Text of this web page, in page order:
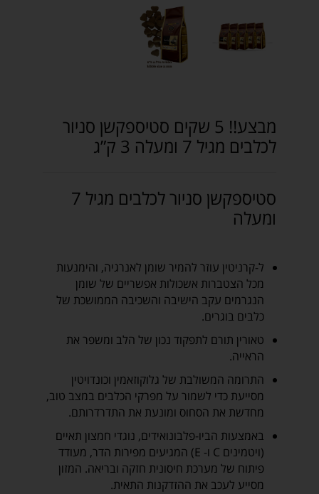
מבצע!! 5 שקים סטיספקשן סניור
לכלבים מגיל 7 ומעלה 3 ק”ג
סטיספקשן סניור לכלבים מגיל 7
ומעלה
ל-קרניטין עוזר להמיר שומן לאנרגיה, והימנעות
מכל הצטברות אשכולות אפשריים של שומן
הנגרמים עקב הישיבה והשכיבה הממושכת של
כלבים בוגרים.
טאורין תורם לתפקוד נכון של הלב ומשפר את
הראייה.
התרומה המשולבת של גלוקוזאמין וכונדויטין
מסייעת כדי לשמור על מפרקי הכלבים במצב טוב,
מחדשת את הסחוס ומונעת את התדרדרותם.
באמצעות הביו-פלבונואידים, נוגדי חמצון תאיים
(ויטמינים C ו- E) המגיעים מפירות הדר, מעודד
פיתוח של מערכת חיסונית חזקה ובריאה. המזון
מסייע לעכב את ההזדקנות התאית.